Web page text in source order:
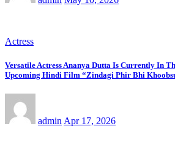
Actress
Versatile Actress Ananya Dutta Is Currently In
Upcoming Hindi Film “Zindagi Phir Bhi
admin Apr 17, 2026